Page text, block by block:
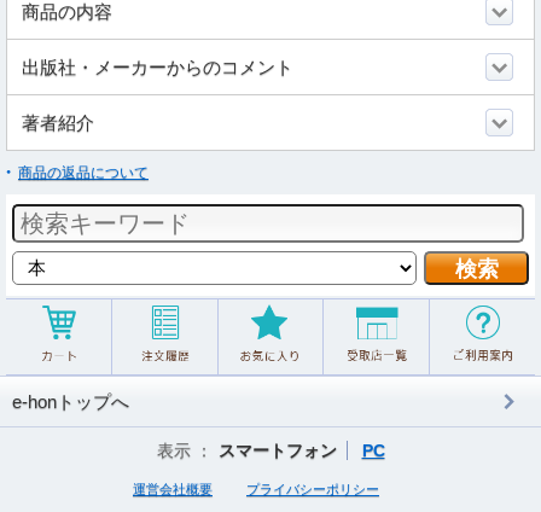
商品の内容
出版社・メーカーからのコメント
著者紹介
商品の返品について
e-honトップへ
表示 ： スマートフォン PC
運営会社概要 プライバシーポリシー